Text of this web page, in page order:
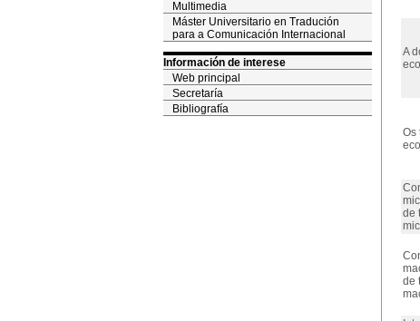
Multimedia
Máster Universitario en Tradución
para a Comunicación Internacional
Información de interese
Web principal
Secretaría
Bibliografía
A
Os
de
de